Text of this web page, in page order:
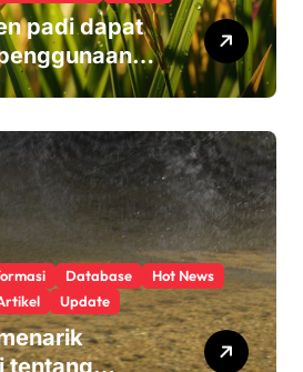
padi dapat
melindungi
Database
Hot News
Update
tentang